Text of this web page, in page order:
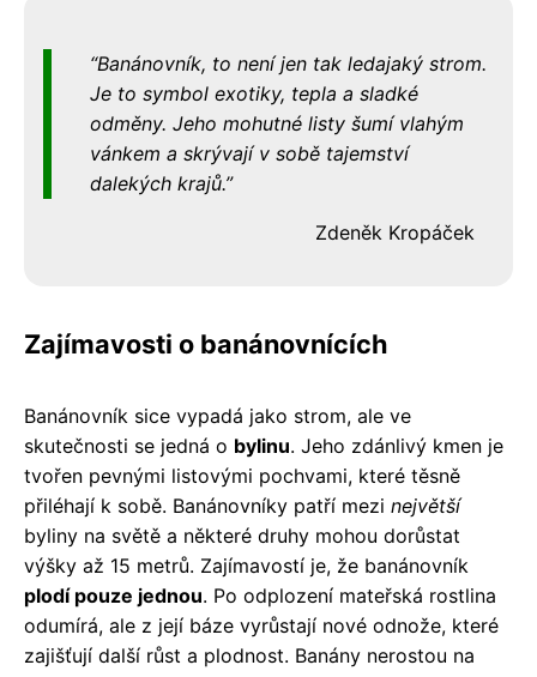
Banánovník, to není jen tak ledajaký strom.
Je to symbol exotiky, tepla a sladké
odměny. Jeho mohutné listy šumí vlahým
vánkem a skrývají v sobě tajemství
dalekých krajů.
Zdeněk Kropáček
Zajímavosti o banánovnících
Banánovník sice vypadá jako strom, ale ve
skutečnosti se jedná o bylinu. Jeho zdánlivý kmen je
tvořen pevnými listovými pochvami, které těsně
přiléhají k sobě. Banánovníky patří mezi největší
byliny na světě a některé druhy mohou dorůstat
výšky až 15 metrů. Zajímavostí je, že banánovník
plodí pouze jednou. Po odplození mateřská rostlina
odumírá, ale z její báze vyrůstají nové odnože, které
zajišťují další růst a plodnost. Banány nerostou na